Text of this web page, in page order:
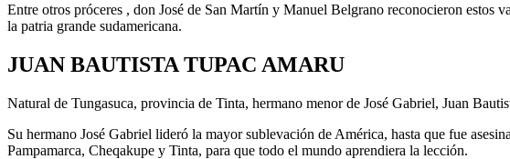
Entre otros próceres , don José de San Martín y Manuel Belgrano reconocieron estos
la patria grande sudamericana.
JUAN BAUTISTA TUPAC AMARU
Natural de Tungasuca, provincia de Tinta, hermano menor de José Gabriel, Juan
Su hermano José Gabriel lideró la mayor sublevación de América, hasta que fue
Pampamarca, Cheqakupe y Tinta, para que todo el mundo aprendiera la lección.